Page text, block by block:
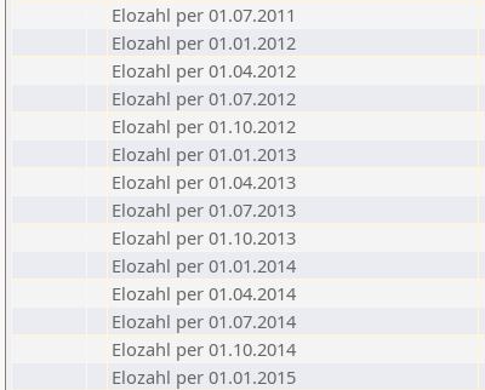
Elozahl per 01.07.2011
Elozahl per 01.01.2012
Elozahl per 01.04.2012
Elozahl per 01.07.2012
Elozahl per 01.10.2012
Elozahl per 01.01.2013
Elozahl per 01.04.2013
Elozahl per 01.07.2013
Elozahl per 01.10.2013
Elozahl per 01.01.2014
Elozahl per 01.04.2014
Elozahl per 01.07.2014
Elozahl per 01.10.2014
Elozahl per 01.01.2015